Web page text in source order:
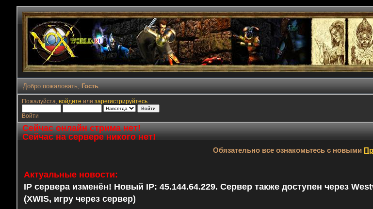
Добро пожаловать, Гость
Пожалуйста, войдите или зарегистрируйтесь.
Войти
Сейчас онлайн стрима нет!
Сейчас на сервере никого нет!
Обязательно все ознакомьтесь с новыми
Актуальные новости:
IP сервера изменён! Новый IP: 45.144.64.229. Сервер также доступен через
(XWIS, игру через сервер)